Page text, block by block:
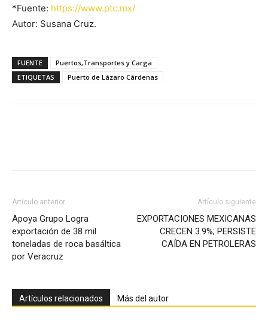
*Fuente: https://www.ptc.mx/
Autor: Susana Cruz.
FUENTE
Puertos,Transportes y Carga
ETIQUETAS
Puerto de Lázaro Cárdenas
Artículo anterior
Apoya Grupo Logra
exportación de 38 mil
toneladas de roca basáltica
por Veracruz
Artículo siguiente
EXPORTACIONES MEXICANAS
CRECEN 3.9%; PERSISTE
CAÍDA EN PETROLERAS
Artículos relacionados Más del autor